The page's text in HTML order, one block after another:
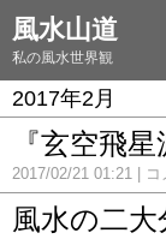
風水山道
私の風水世界観
2017年2月
『玄空飛
2017/02/21 01:21 コ
風水の二大